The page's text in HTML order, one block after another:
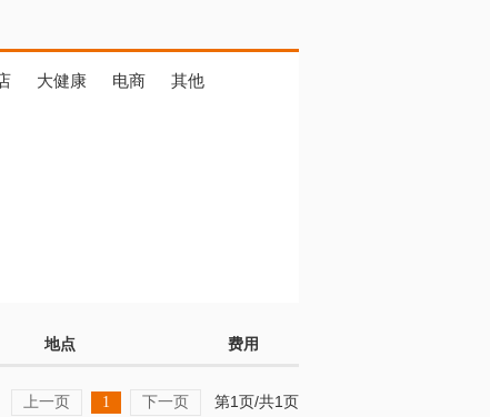
大健康 电商
其他
地点 费用
上一页 1 下一页 第1页/共1页